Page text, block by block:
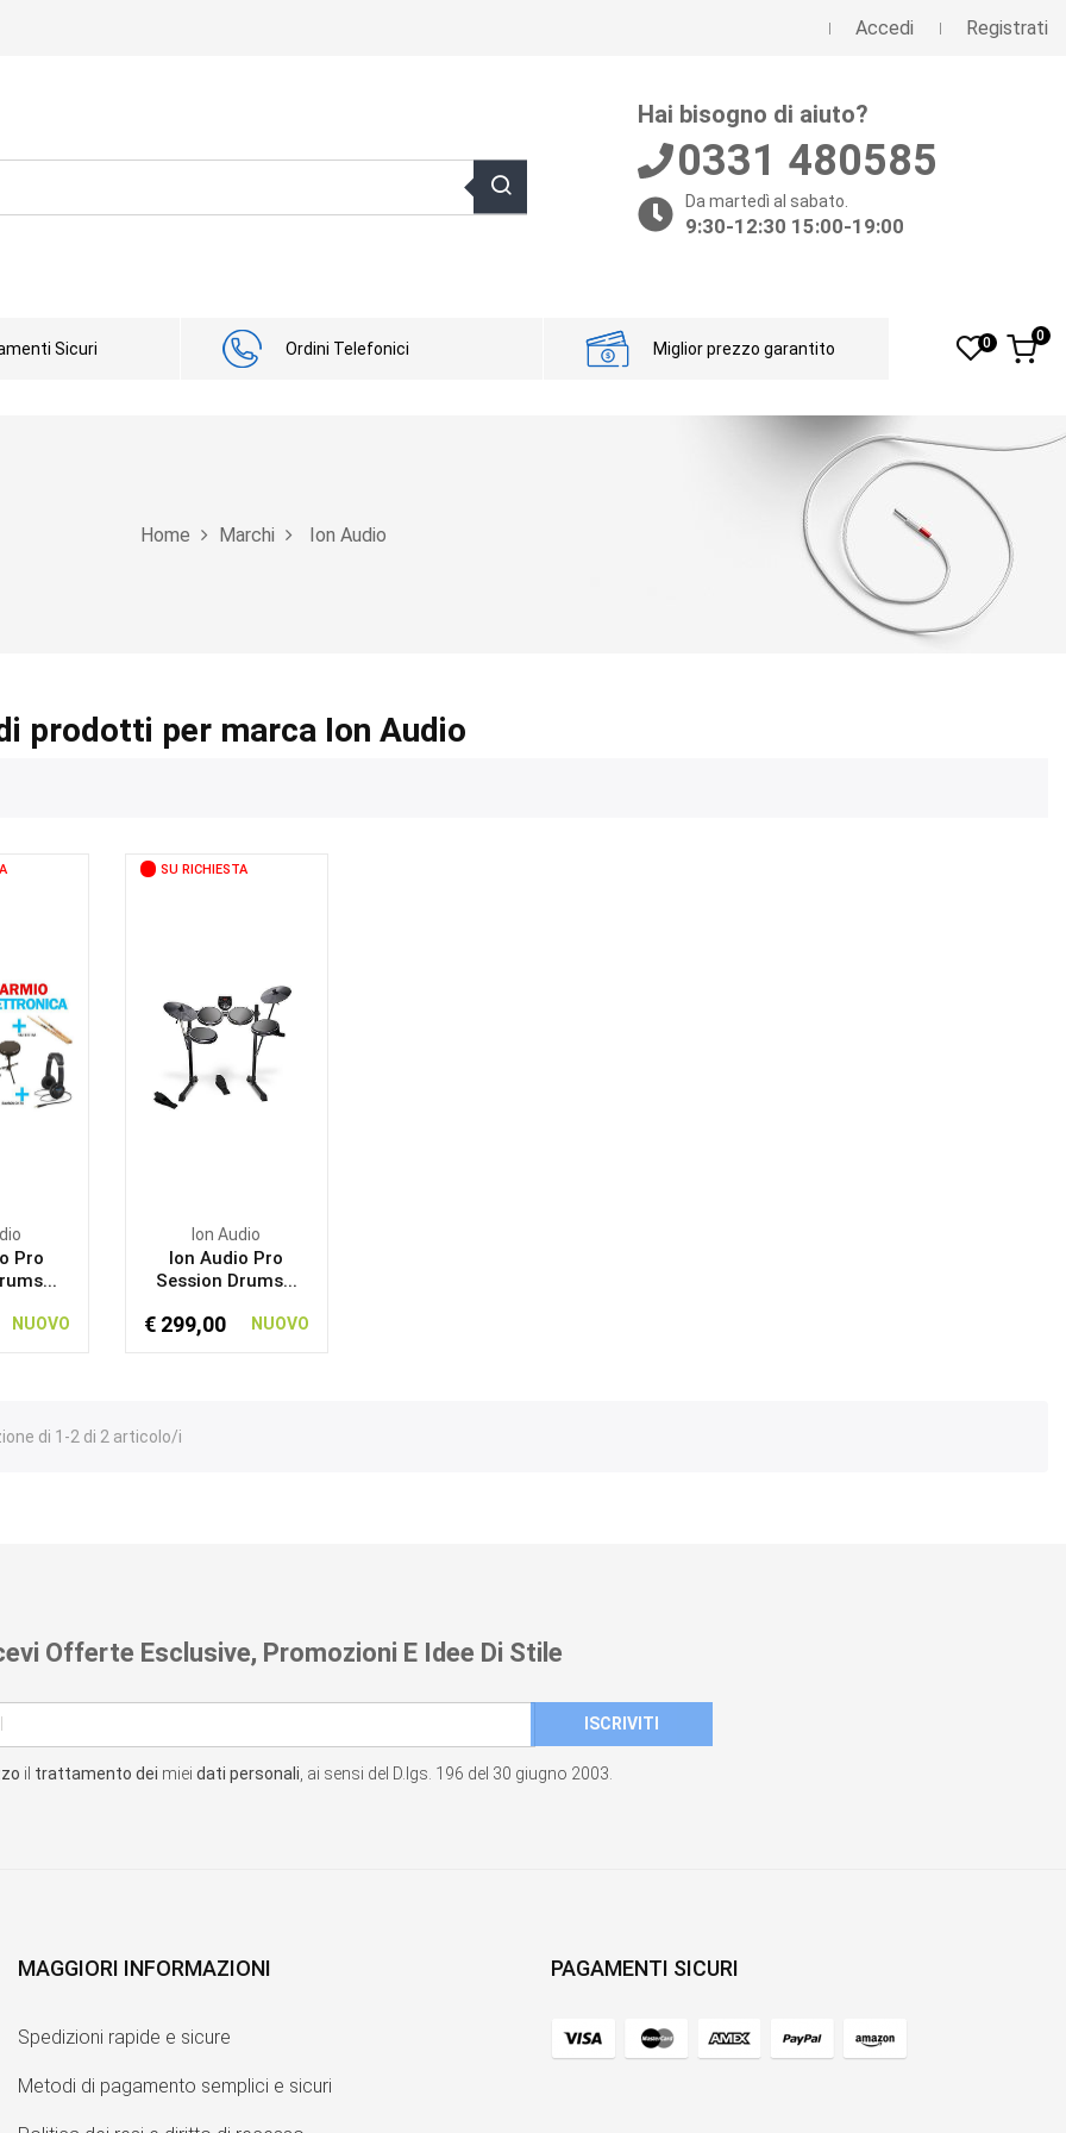
Accedi Registrati
Hai bisogno di aiuto?
0331 480585
Da martedì al sabato.
9:30-12:30 15:00-19:00
Sicuri Ordini Telefonici Miglior prezzo garantito 0 0
Home Marchi Ion Audio
prodotti per marca Ion Audio
Pro
NUOVO
SU RICHIESTA
Ion Audio
Ion Audio Pro
Session Drums...
€ 299,00 NUOVO
di 1-2 di 2 articolo/i
Offerte Esclusive, Promozioni E Idee Di Stile
il trattamento dei miei dati personali , ai sensi del D.lgs. 196 del 30 giugno 2003.
MAGGIORI INFORMAZIONI
Spedizioni rapide e sicure
Metodi di pagamento semplici e sicuri
PAGAMENTI SICURI